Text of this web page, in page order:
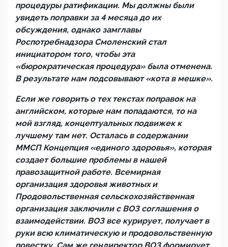
процедуры ратификации. Мы должны были
увидеть поправки за 4 месяца до их
обсуждения, однако замглавы
Роспотребнадзора Смоленский стал
инициатором того, чтобы эта
«бюрократическая процедура» была отменена.
В результате нам подсовывают «кота в мешке».
Если же говорить о тех текстах поправок на
английском, которые нам попадаются, то на
мой взгляд, концептуальных подвижек к
лучшему там нет. Осталась в содержании
ММСП Концепция «единого здоровья», которая
создает большие проблемы в нашей
правозащитной работе. Всемирная
организация здоровья животных и
Продовольственная сельскохозяйственная
организация заключили с ВОЗ соглашения о
взаимодействии. ВОЗ все курирует, получает в
руки всю климатическую и продовольственную